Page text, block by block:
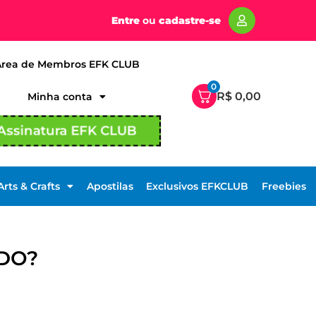
Entre oucadastre-se
de Membros EFK CLUB
Minha conta
EFK CLUB
0
R$ 0,00
& Crafts Apostilas Exclusivos EFKCLUB Freebies